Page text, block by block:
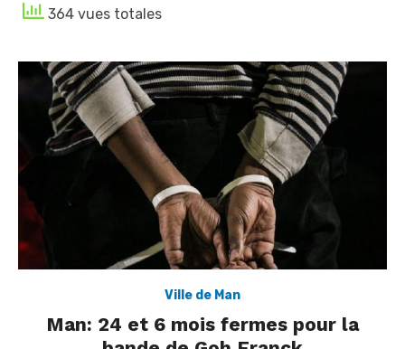
364 vues totales
Ville de Man
Man: 24 et 6 mois fermes pour la